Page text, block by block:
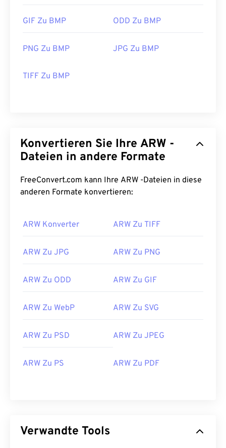
GIF Zu BMP ODD Zu BMP
PNG Zu BMP JPG Zu BMP
TIFF Zu BMP
Konvertieren Sie Ihre ARW -
Dateien in andere Formate
FreeConvert.com kann Ihre ARW -Dateien in diese
anderen Formate konvertieren:
ARW Konverter ARW Zu TIFF
ARW Zu JPG ARW Zu PNG
ARW Zu ODD ARW Zu GIF
ARW Zu WebP ARW Zu SVG
ARW Zu PSD ARW Zu JPEG
ARW Zu PS ARW Zu PDF
Verwandte Tools